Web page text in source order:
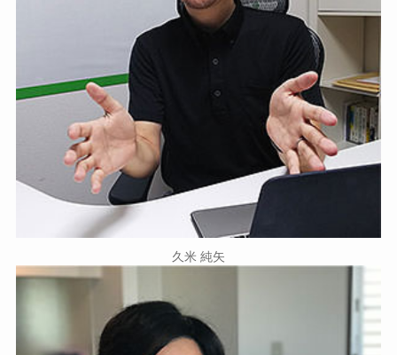
久米 純矢